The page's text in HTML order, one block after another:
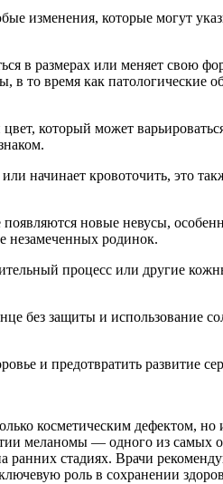
изменения, которые могут
в размерах или меняет свою
то время как патологические
который может
начинает кровоточить, это
новые невусы,
незамеченных родинок.
процесс или другие
без защиты и использование
и предотвратить развитие
косметическим дефектом,
меланомы — одного из самых
ранних стадиях. Врачи
роль в сохранении